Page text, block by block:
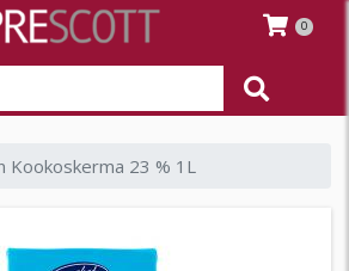
0
Kookoskerma 23 % 1L